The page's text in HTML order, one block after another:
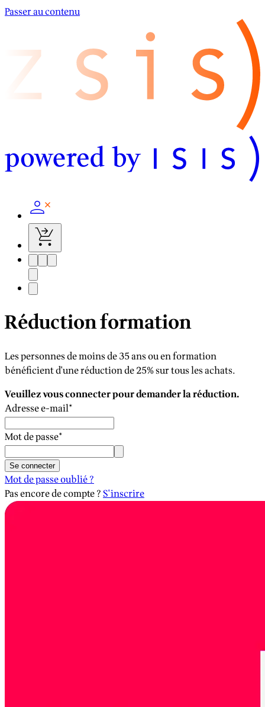
Passer au contenu
Réduction formation
Les personnes de moins de 35 ans ou en formation
bénéficient d'une réduction de 25% sur tous les achats.
Veuillez vous connecter pour demander la réduction.
Adresse e-mail*
Mot de passe*
Se connecter
Mot de passe oublié ?
Pas encore de compte ?S'inscrire